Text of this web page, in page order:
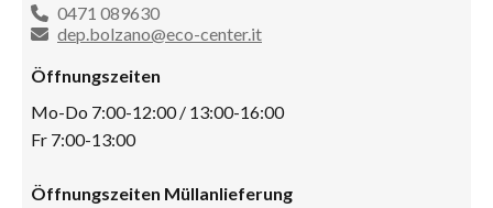
0471 089630
dep.bolzano@eco-center.it
Öffnungszeiten
Mo-Do 7:00-12:00 / 13:00-16:00
Fr 7:00-13:00
Öffnungszeiten Müllanlieferung